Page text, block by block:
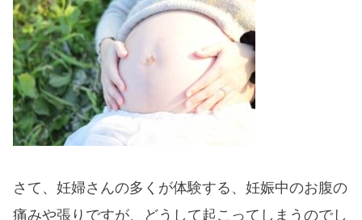
さて、妊婦さんの多くが体験する、妊娠中のお腹の
痛みや張りですが、どうして起こってしまうのでし